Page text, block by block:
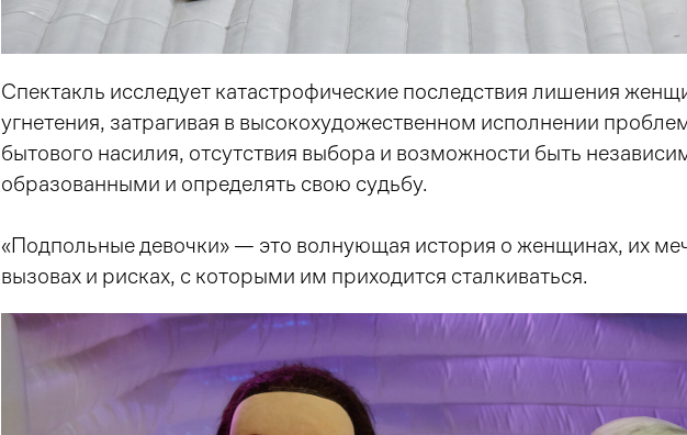
Спектакль исследует катастрофические последствия лишения
угнетения, затрагивая в высокохудожественном исполнении
бытового насилия, отсутствия выбора и возможности быть
образованными и определять свою судьбу.
«Подпольные девочки» — это волнующая история о женщинах, их
вызовах и рисках, с которыми им приходится сталкиваться.